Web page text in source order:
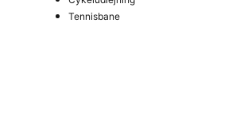
Tennisbane